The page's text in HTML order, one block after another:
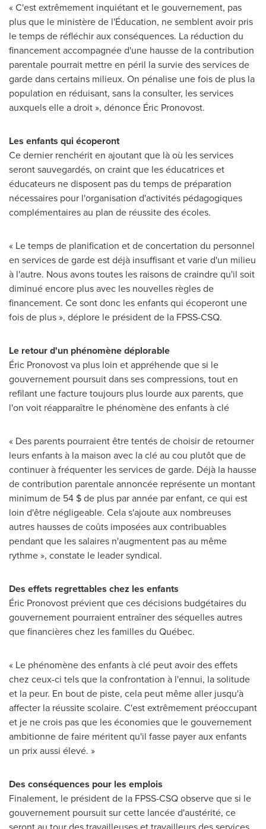
« C'est extrêmement inquiétant et le gouvernement, pas
plus que le ministère de l'Éducation, ne semblent avoir pris
le temps de réfléchir aux conséquences. La réduction du
financement accompagnée d'une hausse de la contribution
parentale pourrait mettre en péril la survie des services de
garde dans certains milieux. On pénalise une fois de plus la
population en réduisant, sans la consulter, les services
auxquels elle a droit », dénonce Éric Pronovost.
Les enfants qui écoperont
Ce dernier renchérit en ajoutant que là où les services
seront sauvegardés, on craint que les éducatrices et
éducateurs ne disposent pas du temps de préparation
nécessaires pour l'organisation d'activités pédagogiques
complémentaires au plan de réussite des écoles.
« Le temps de planification et de concertation du personnel
en services de garde est déjà insuffisant et varie d'un milieu
à l'autre. Nous avons toutes les raisons de craindre qu'il soit
diminué encore plus avec les nouvelles règles de
financement. Ce sont donc les enfants qui écoperont une
fois de plus », déplore le président de la FPSS-CSQ.
Le retour d'un phénomène déplorable
Éric Pronovost va plus loin et appréhende que si le
gouvernement poursuit dans ses compressions, tout en
refilant une facture toujours plus lourde aux parents, que
l'on voit réapparaître le phénomène des enfants à clé
« Des parents pourraient être tentés de choisir de retourner
leurs enfants à la maison avec la clé au cou plutôt que de
continuer à fréquenter les services de garde. Déjà la hausse
de contribution parentale annoncée représente un montant
minimum de 54 $ de plus par année par enfant, ce qui est
loin d'être négligeable. Cela s'ajoute aux nombreuses
autres hausses de coûts imposées aux contribuables
pendant que les salaires n'augmentent pas au même
rythme », constate le leader syndical.
Des effets regrettables chez les enfants
Éric Pronovost prévient que ces décisions budgétaires du
gouvernement pourraient entraîner des séquelles autres
que financières chez les familles du Québec.
« Le phénomène des enfants à clé peut avoir des effets
chez ceux-ci tels que la confrontation à l'ennui, la solitude
et la peur. En bout de piste, cela peut même aller jusqu'à
affecter la réussite scolaire. C'est extrêmement préoccupant
et je ne crois pas que les économies que le gouvernement
ambitionne de faire méritent qu'il fasse payer aux enfants
un prix aussi élevé. »
Des conséquences pour les emplois
Finalement, le président de la FPSS-CSQ observe que si le
gouvernement poursuit sur cette lancée d'austérité, ce